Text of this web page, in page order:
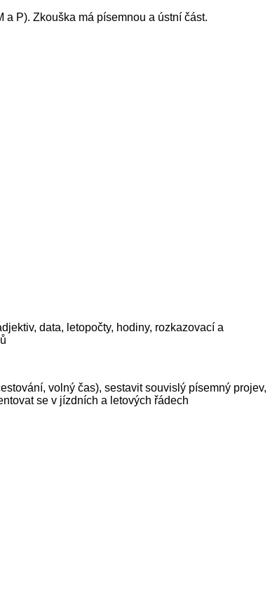
P). Zkouška má písemnou a ústní část.
data, letopočty, hodiny, rozkazovací a
volný čas), sestavit souvislý písemný projev,
se v jízdních a letových řádech